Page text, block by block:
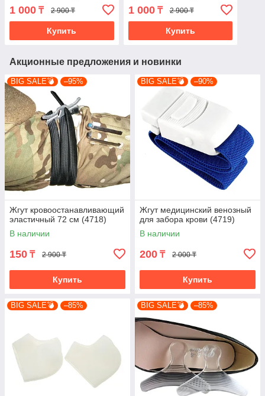
1 000 ₸ 2 900 ₸
Купить
1 000₸ 2 900 ₸
Купить
Акционные предложения и новинки
BIG SALE💣 –95%
Жгут кровоостанавливающий
эластичный 72 см (4718)
В наличии
150 ₸ 2 900 ₸
Купить
BIG SALE💣 –90%
Жгут медицинский венозный
для забора крови (4719)
В наличии
200 ₸ 2 000 ₸
Купить
BIG SALE💣 –85% BIG SALE💣 –85%